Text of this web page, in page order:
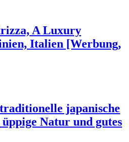
A Luxury
Italien [Werbung,
japanische
Natur und gutes